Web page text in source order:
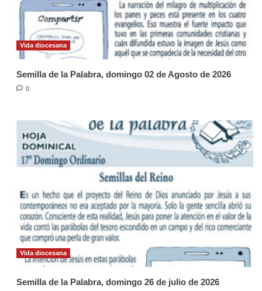
Vida diocesana
Semilla de la Palabra, domingo 02 de Agosto de 2026
0
Vida diocesana
Semilla de la Palabra, domingo 26 de julio de 2026